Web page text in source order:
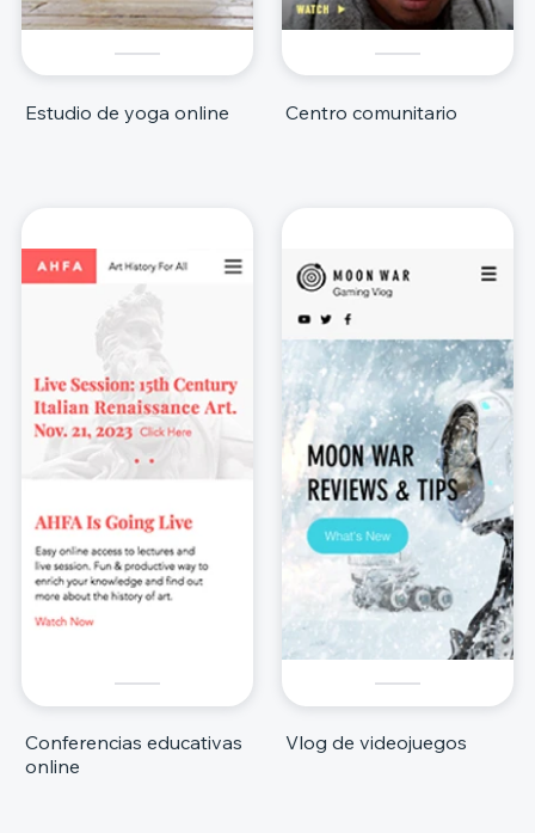
Estudio de yoga online Centro comunitario
Conferencias educativas
online
Vlog de videojuegos